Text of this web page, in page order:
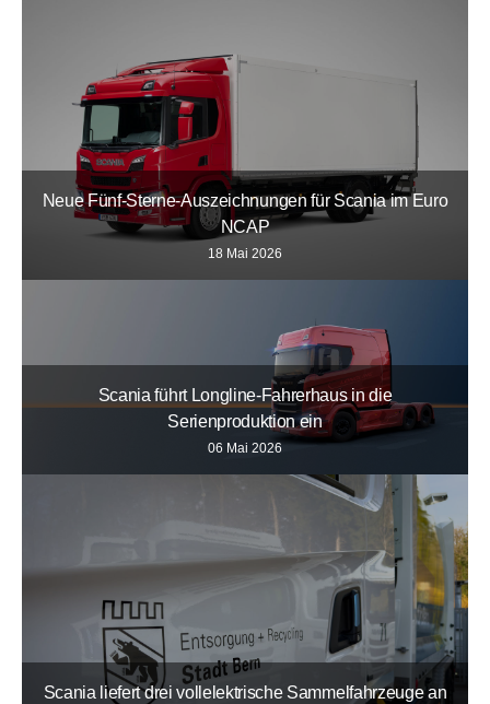
Neue Fünf-Sterne-Auszeichnungen für Scania im Euro
NCAP
18 Mai 2026
Scania führt Longline-Fahrerhaus in die
Serienproduktion ein
06 Mai 2026
Scania liefert drei vollelektrische Sammelfahrzeuge an